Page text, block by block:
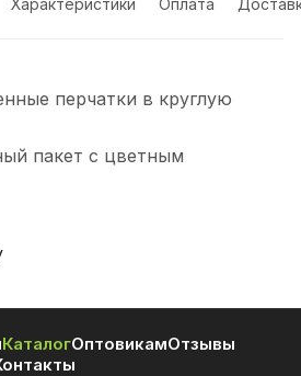
Характеристики Оплата
перчатки в круглую
пакет с цветным
КаталогОптовикамОтзывы